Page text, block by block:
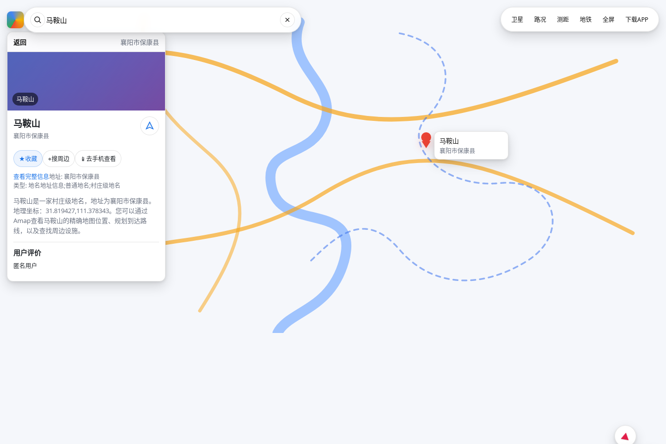
返回 襄阳市保康县
马鞍山
马鞍山
襄阳市保康县
★收藏 ⌖搜周边 📱 去手机查看
查看完整信息地址: 襄阳市保康县
类型: 地名地址信息;普通地名;村庄级地名
马鞍山是一家村庄级地名，地址为襄阳市保康县。
地理坐标：31.819427,111.378343。您可以通过
Amap查看马鞍山的精确地图位置、规划到达路
线，以及查找周边设施。
用户评价
匿名用户
马鞍山
襄阳市保康县
卫星 路况 测距 地铁 全屏 下载APP